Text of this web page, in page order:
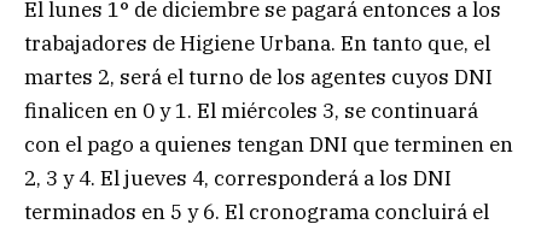
El lunes 1° de diciembre se pagará entonces a los
trabajadores de Higiene Urbana. En tanto que, el
martes 2, será el turno de los agentes cuyos DNI
finalicen en 0 y 1. El miércoles 3, se continuará
con el pago a quienes tengan DNI que terminen en
2, 3 y 4. El jueves 4, corresponderá a los DNI
terminados en 5 y 6. El cronograma concluirá el